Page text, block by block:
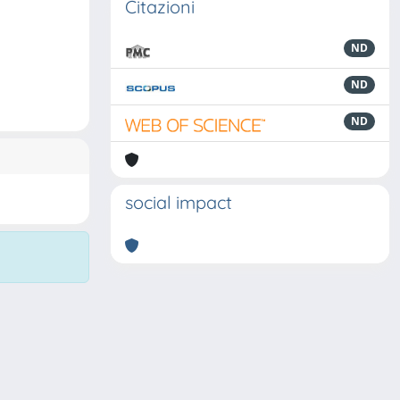
Citazioni
ND
ND
ND
social impact